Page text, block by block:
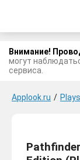
Внимание!
могут
сервиса.
Applook.ru /